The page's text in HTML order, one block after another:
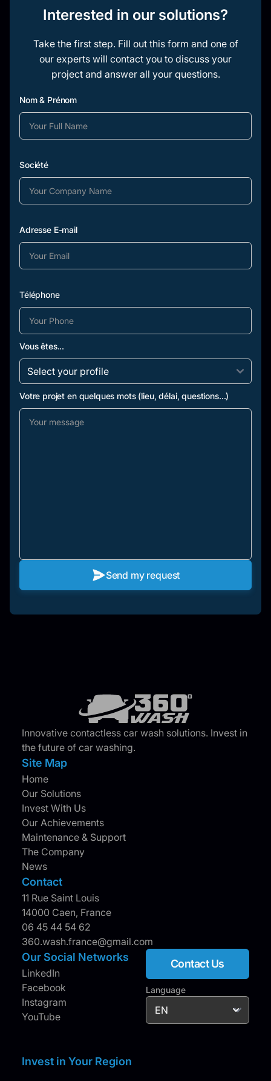
Interested in our solutions?
Take the first step. Fill out this form and one of
our experts will contact you to discuss your
project and answer all your questions.
Nom & Prénom
Société
Adresse E-mail
Téléphone
Vous êtes...
Votre projet en quelques mots (lieu, délai, questions...)
Send my request
Innovative contactless car wash solutions. Invest in
the future of car washing.
Site Map
Home
Our Solutions
Invest With Us
Our Achievements
Maintenance & Support
The Company
News
Contact
11 Rue Saint Louis
14000 Caen, France
06 45 44 54 62
360.wash.france@gmail.com
Our Social Networks
LinkedIn
Facebook
Instagram
YouTube
Contact Us
Language
Invest in Your Region